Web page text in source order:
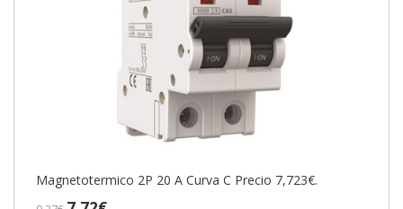
Magnetotermico 2P 20 A Curva C Precio 7,723€.